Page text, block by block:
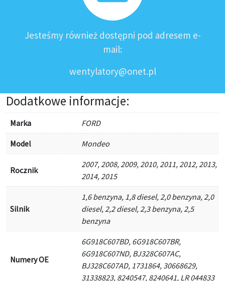
Jesteśmy również dostępni pod adresem e-
mail:
wentylatory@onet.pl
Dodatkowe informacje:
Marka FORD
Model Mondeo
Rocznik
2007, 2008, 2009, 2010, 2011, 2012, 2013,
2014, 2015
Silnik
1,6 benzyna, 1,8 diesel, 2,0 benzyna, 2,0
diesel, 2,2 diesel, 2,3 benzyna, 2,5
benzyna
Numery OE
6G918C607BD, 6G918C607BR,
6G918C607ND, BJ328C607AC,
BJ328C607AD, 1731864, 30668629,
31338823, 8240547, 8240641, LR 044833